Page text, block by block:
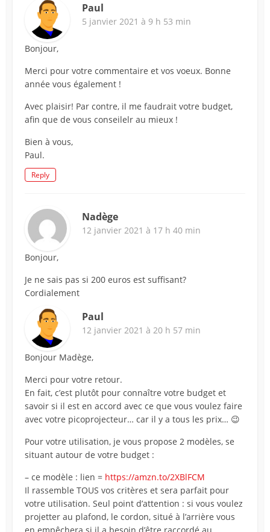
Paul
5 janvier 2021 à 9 h 53 min
Bonjour,
Merci pour votre commentaire et vos voeux. Bonne
année vous également !
Avec plaisir! Par contre, il me faudrait votre budget,
afin que de vous conseilelr au mieux !
Bien à vous,
Paul.
Reply
Nadège
12 janvier 2021 à 17 h 40 min
Bonjour,
Je ne sais pas si 200 euros est suffisant?
Cordialement
Paul
12 janvier 2021 à 20 h 57 min
Bonjour Madège,
Merci pour votre retour.
En fait, c’est plutôt pour connaître votre budget et
savoir si il est en accord avec ce que vous voulez faire
avec votre picoprojecteur… car il y a tous les prix… 😉
Pour votre utilisation, je vous propose 2 modèles, se
situant autour de votre budget :
– ce modèle : lien = https://amzn.to/2XBlFCM
Il rassemble TOUS vos critères et sera parfait pour
votre utilisation. Seul point d’attention : si vous voulez
projetter au plafond, le cordon, situé à l’arrière vous